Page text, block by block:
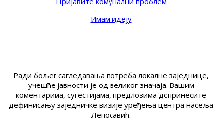
Имам идеју
Ради бољег сагледавања потреба локалне заједнице,
учешће јавности је од великог значаја. Вашим
коментарима, сугестијама, предлозима допринесите
дефинисању заједничке визије уређења центра насеља
Лепосавић.